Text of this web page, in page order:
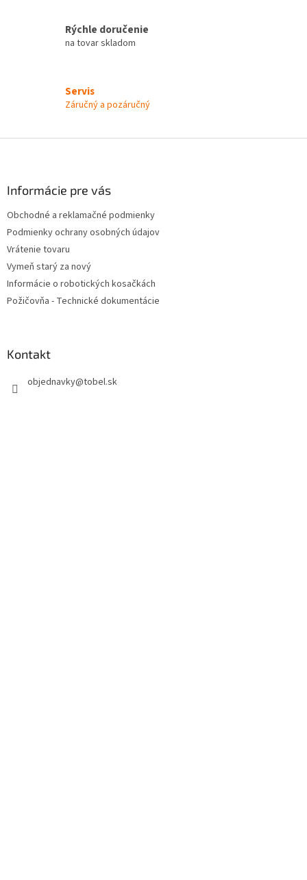
Rýchle doručenie
na tovar skladom
Servis
Záručný a pozáručný
Informácie pre vás
Obchodné a reklamačné podmienky
Podmienky ochrany osobných údajov
Vrátenie tovaru
Vymeň starý za nový
Informácie o robotických kosačkách
Požičovňa - Technické dokumentácie
Kontakt
objednavky@tobel.sk